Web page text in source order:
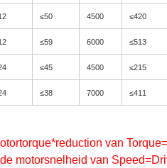
≤50 4500 ≤420
≤59 6000 ≤513
≤45 4500 ≤215
≤38 7000 ≤411
van
motorsnelheid van